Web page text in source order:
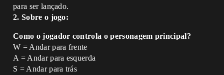
para ser lançado.
2. Sobre o jogo:
Como o jogador controla o personagem principal?
W = Andar para frente
A = Andar para esquerda
S = Andar para trás